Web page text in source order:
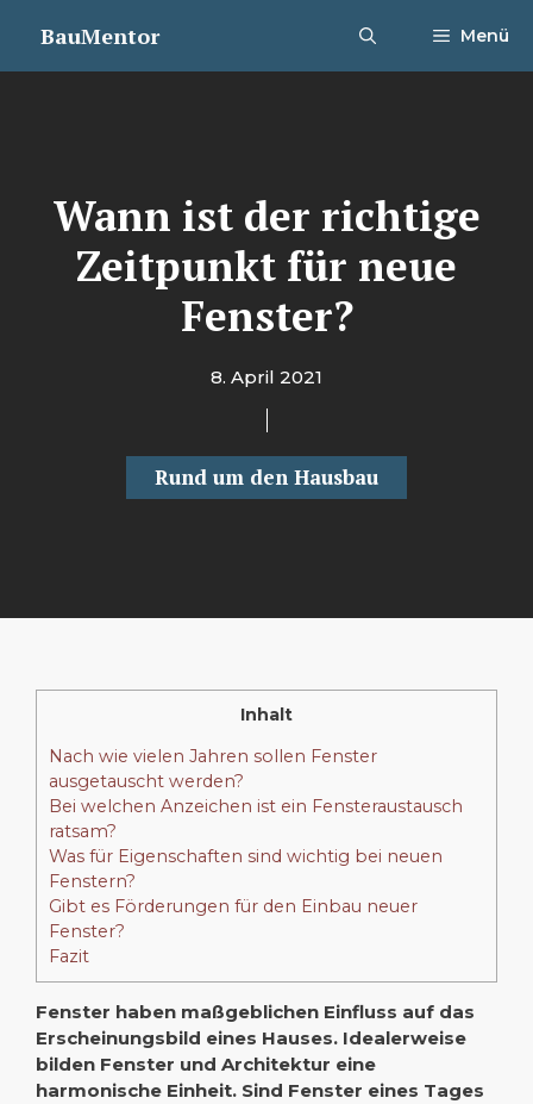
InhaltBauMentor Menü
Wann ist der richtige
Zeitpunkt für neue
Fenster?
8. April 2021
Rund um den Hausbau
Inhalt
Nach wie vielen Jahren sollen Fenster
ausgetauscht werden?
Bei welchen Anzeichen ist ein Fensteraustausch
ratsam?
Was für Eigenschaften sind wichtig bei neuen
Fenstern?
Gibt es Förderungen für den Einbau neuer
Fenster?
Fazit
Fenster haben maßgeblichen Einfluss auf das
Erscheinungsbild eines Hauses. Idealerweise
bilden Fenster und Architektur eine
harmonische Einheit. Sind Fenster eines Tages